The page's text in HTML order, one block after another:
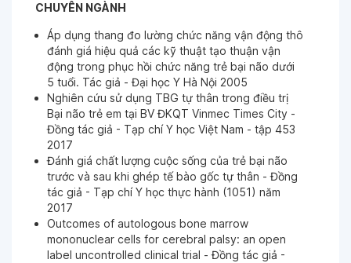
CHUYÊN NGÀNH
Áp dụng thang đo lường chức năng vận động thô
đánh giá hiệu quả các kỹ thuật tạo thuận vận
động trong phục hồi chức năng trẻ bại não dưới
5 tuổi. Tác giả - Đại học Y Hà Nội 2005
Nghiên cứu sử dụng TBG tự thân trong điều trị
Bại não trẻ em tại BV ĐKQT Vinmec Times City -
Đồng tác giả - Tạp chí Y học Việt Nam - tập 453
2017
Đánh giá chất lượng cuộc sống của trẻ bại não
trước và sau khi ghép tế bào gốc tự thân - Đồng
tác giả - Tạp chí Y học thực hành (1051) năm
2017
Outcomes of autologous bone marrow
mononuclear cells for cerebral palsy: an open
label uncontrolled clinical trial - Đồng tác giả -
Ngày 01-03-2025
Ngày 21-02-2025
Ngày 20-02-2025
Ngày 16-01-2025
Ngày 16-01-2025